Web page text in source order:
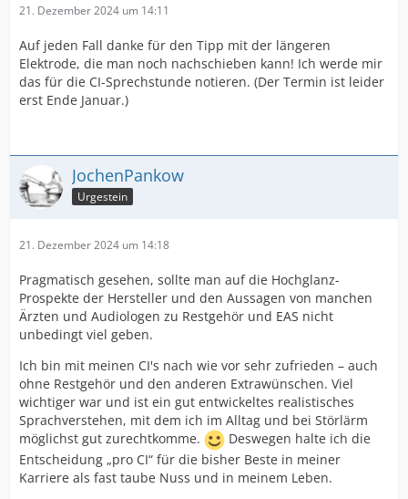
21. Dezember 2024 um 14:11
Auf jeden Fall danke für den Tipp mit der längeren
Elektrode, die man noch nachschieben kann! Ich werde mir
das für die CI-Sprechstunde notieren. (Der Termin ist leider
erst Ende Januar.)
JochenPankow
Urgestein
21. Dezember 2024 um 14:18
Pragmatisch gesehen, sollte man auf die Hochglanz-
Prospekte der Hersteller und den Aussagen von manchen
Ärzten und Audiologen zu Restgehör und EAS nicht
unbedingt viel geben.
Ich bin mit meinen CI's nach wie vor sehr zufrieden – auch
ohne Restgehör und den anderen Extrawünschen. Viel
wichtiger war und ist ein gut entwickeltes realistisches
Sprachverstehen, mit dem ich im Alltag und bei Störlärm
möglichst gut zurechtkomme.
Deswegen halte ich die
Entscheidung „pro CI“ für die bisher Beste in meiner
Karriere als fast taube Nuss und in meinem Leben.